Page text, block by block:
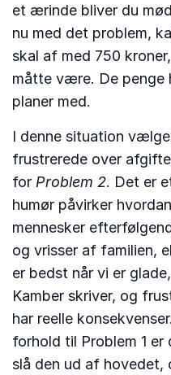
et ærinde bliver du
nu med det problem,
skal af med 750
måtte være. De penge
planer med.
I denne situation
frustrerede over
for Problem 2. Det er
humør påvirker
mennesker
og vrisser af familien,
er bedst når vi er
Kamber skriver, og
har reelle
forhold til Problem 1
slå den ud af hovedet,